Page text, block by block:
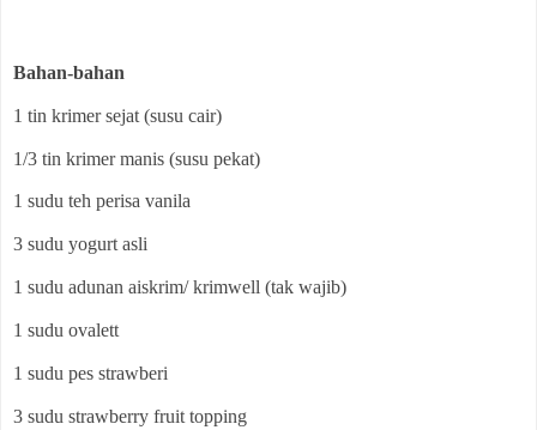
Bahan-bahan
1 tin krimer sejat (susu cair)
1/3 tin krimer manis (susu pekat)
1 sudu teh perisa vanila
3 sudu yogurt asli
1 sudu adunan aiskrim/ krimwell (tak wajib)
1 sudu ovalett
1 sudu pes strawberi
3 sudu strawberry fruit topping